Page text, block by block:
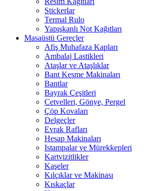
Stickerlar
Termal Rulo
Yapışkanlı Not Kağıtları
Masaüstü Gereçler
Afiş Muhafaza Kapları
Ambalaj Lastikleri
Ataşlar ve Ataşlıklar
Bant Kesme Makinaları
Bantlar
Bayrak Çeşitleri
Cetvelleri, Gönye, Pergel
Çöp Kovaları
Delgeçler
Evrak Rafları
Hesap Makinaları
Istampalar ve Mürekkepleri
Kartvizitlikler
Kaşeler
Kılçıklar ve Makinası
Kıskaçlar